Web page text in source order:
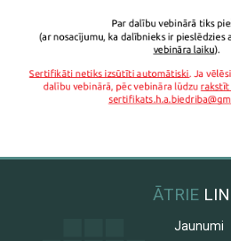
ĀTRIE
Jaunumi